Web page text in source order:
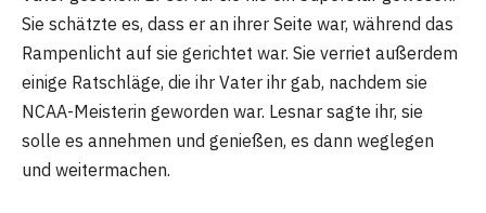
Sie schätzte es, dass er an ihrer Seite war, während das
Rampenlicht auf sie gerichtet war. Sie verriet außerdem
einige Ratschläge, die ihr Vater ihr gab, nachdem sie
NCAA-Meisterin geworden war. Lesnar sagte ihr, sie
solle es annehmen und genießen, es dann weglegen
und weitermachen.